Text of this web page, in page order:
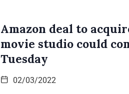
Amazon deal to
movie studio could
Tuesday
02/03/2022